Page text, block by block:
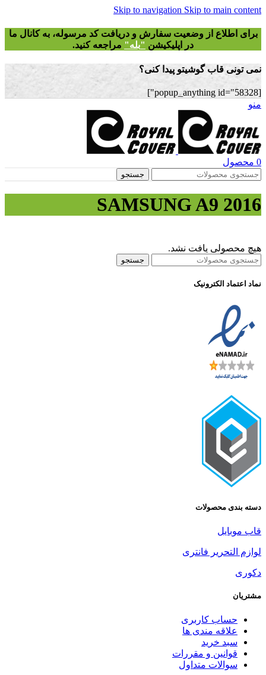
Skip to navigation Skip to main content
برای اطلاع از وضعیت سفارش و دریافتکد مرسوله، به کانال ما
در اپلیکیشن "بله" مراجعه کنید.
نمی تونی قاب گوشیتو پیدا کنی؟
[popup_anything id="58328"]
منو
0 محصول
جستجو
SAMSUNG A9 2016
هیچ محصولی یافت نشد.
جستجو
نماد اعتماد الکترونیک
دسته بندی محصولات
قاب موبایل
لوازم التحریر فانتری
دکوری
مشتریان
حساب کاربری
علاقه مندی ها
سبد خرید
قوانین و مقررات
سوالات متداول